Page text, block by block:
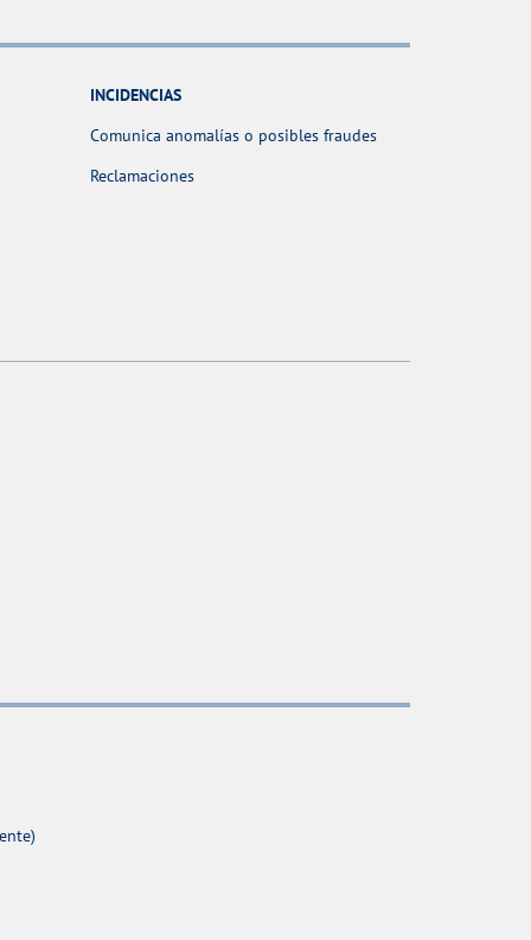
INCIDENCIAS
Comunica anomalías o posibles fraudes
Reclamaciones